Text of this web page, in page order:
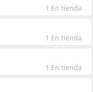
1 En tienda
1 En tienda
1 En tienda